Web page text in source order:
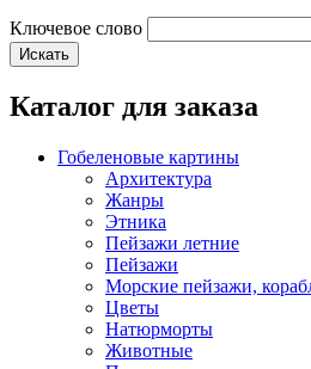
Ключевое слово
Каталог для заказа
Гобеленовые картины
Архитектура
Жанры
Этника
Пейзажи летние
Пейзажи
Морские пейзажи,
Цветы
Натюрморты
Животные